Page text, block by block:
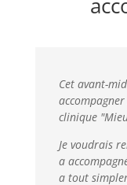
Cet avant-
clinique
Je voudrais
a
a tout